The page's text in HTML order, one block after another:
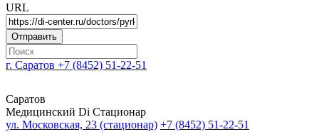
URL
г. Саратов +7 (8452) 51-22-51
Саратов
Медицинский Di Стационар
ул. Московская, 23 (стационар) +7 (8452) 51-22-51